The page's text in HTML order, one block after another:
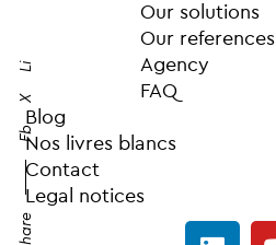
Share
Fb
X
Li
Our solutions
Our references
Agency
FAQ
Blog
Nos livres blancs
Contact
Legal notices